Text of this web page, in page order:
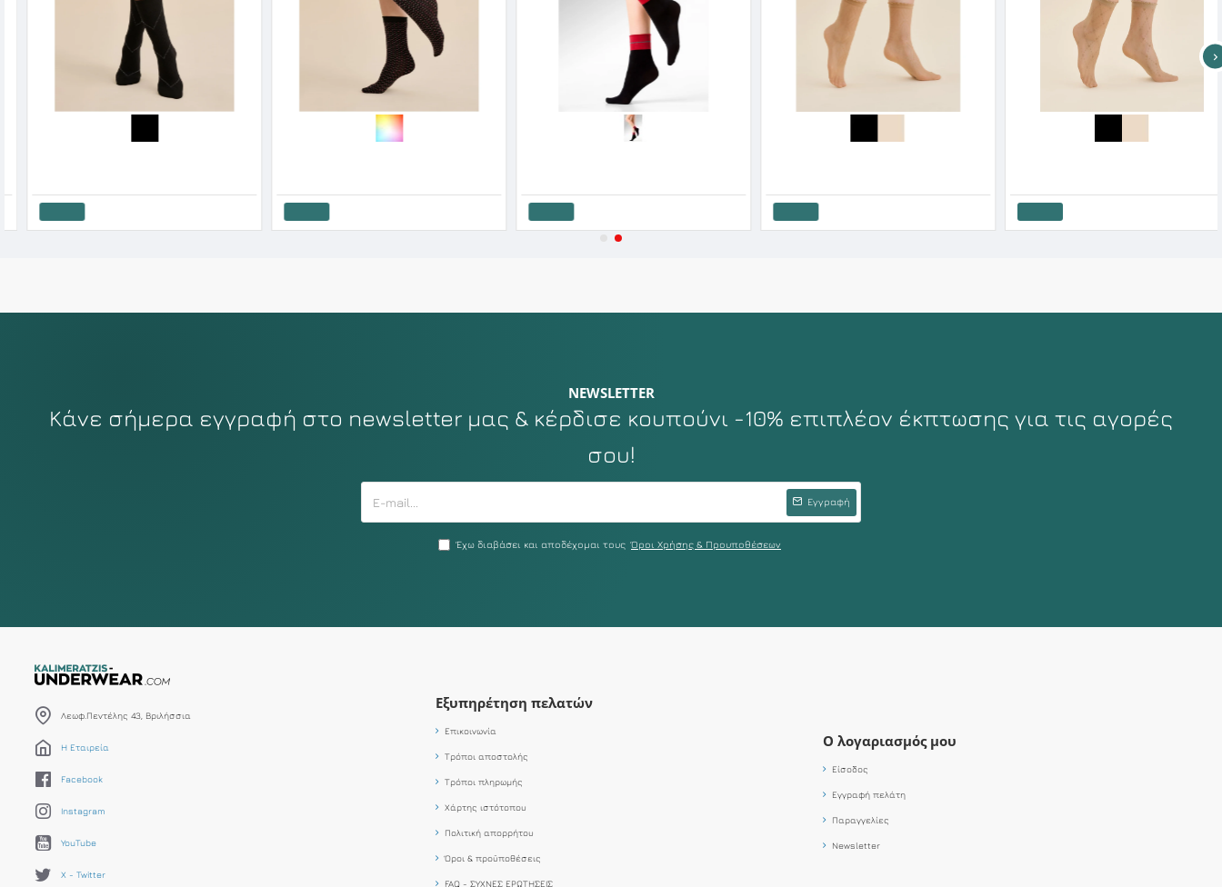
NEWSLETTER
Κάνε σήμερα εγγραφή στο newsletter μας & κέρδισε κουπούνι -10% επιπλέον έκπτωσης για τις αγορές
σου!
Εγγραφή
Έχω διαβάσει και αποδέχομαι τους Όροι Χρήσης & Προυποθέσεων
Λεωφ.Πεντέλης 43, Βριλήσσια
Η Εταιρεία
Facebook
Instagram
YouTube
X - Twitter
Εξυπηρέτηση πελατών
Επικοινωνία
Τρόποι αποστολής
Τρόποι πληρωμής
Χάρτης ιστότοπου
Πολιτική απορρήτου
Όροι & προϋποθέσεις
FAQ - ΣΥΧΝΕΣ ΕΡΩΤΗΣΕΙΣ
Ο λογαριασμός μου
Είσοδος
Εγγραφή πελάτη
Παραγγελίες
Newsletter